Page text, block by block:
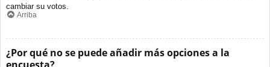
cambiar su votos.
Arriba
¿Por qué no se puede añadir más opciones a la